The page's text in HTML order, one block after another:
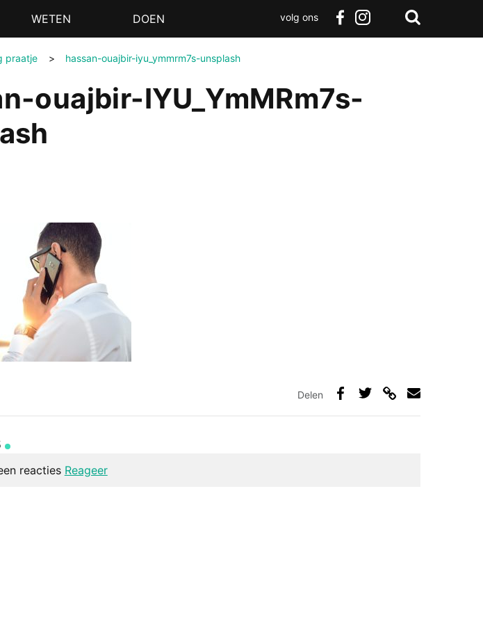
WETEN DOEN
volg ons
praatje > hassan-ouajbir-iyu_ymmrm7s-unsplash
ouajbir-IYU_YmMRm7s-
Delen
reacties Reageer
Zoeken
Terug